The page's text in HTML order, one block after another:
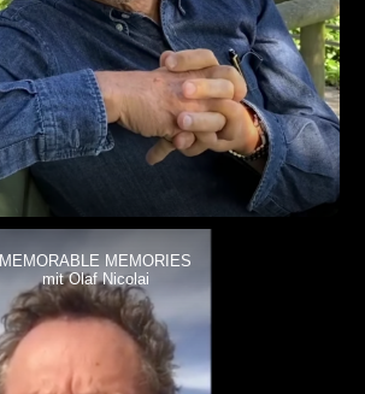
MEMORABLE MEMORIES
mit Olaf Nicolai